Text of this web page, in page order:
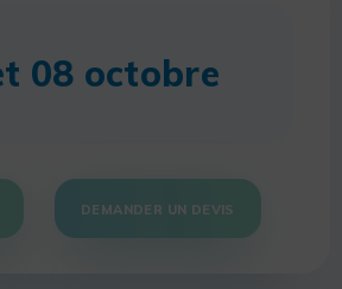
08 octobre
DEMANDER UN DEVIS